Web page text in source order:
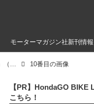
モーターマガジン社新刊情報
【写真14枚】カワサキ「Z1100GP」（1981）「GPz1100」（1983） 10番目の画像
【PR】HondaGO BIKE
こちら！